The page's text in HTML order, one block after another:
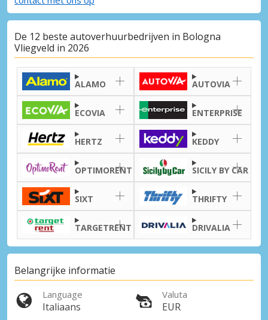
De 12 beste autoverhuurbedrijven in Bologna
Vliegveld in 2026
ALAMO AUTOVIA
ECOVIA ENTERPRISE
HERTZ KEDDY
OPTIMORENT SICILY BY CAR
SIXT THRIFTY
TARGETRENT DRIVALIA
Belangrijke informatie
Language
Italiaans
Valuta
EUR
Topbesparingen
Krijg toegang tot exclusieve
partneraanbiedingen
Inloggen met eLink